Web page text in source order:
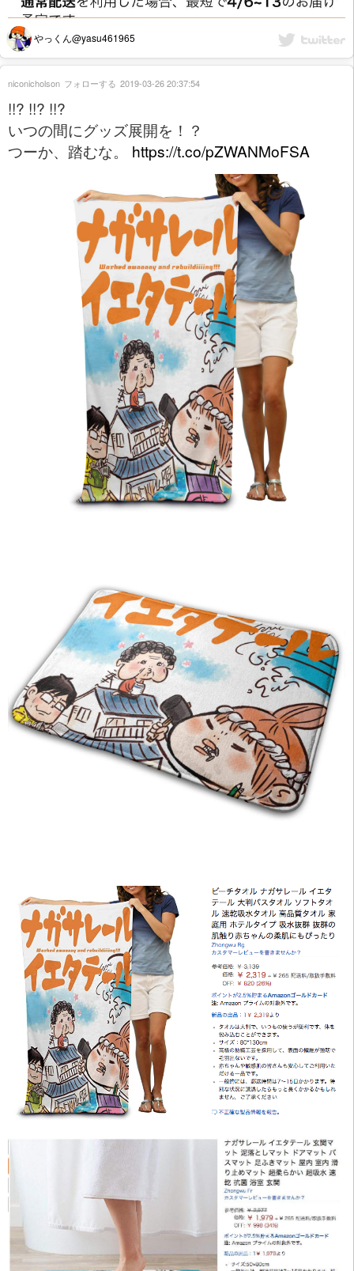
やっくん@yasu461965
!!? !!? !!?
いつの間にグッズ展開を！？
つーか、踏むな。 https://t.co/pZWANMoFSA
niconicholson フォローする 2019-03-26 20:37:54